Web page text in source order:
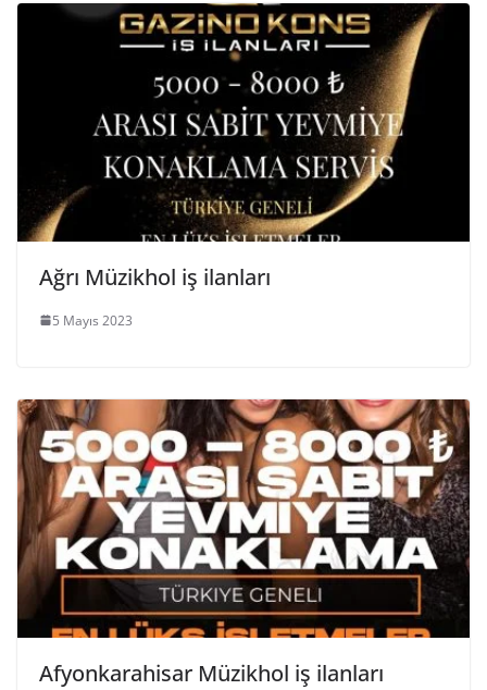
Ağrı Müzikhol iş ilanları
5 Mayıs 2023
Afyonkarahisar Müzikhol iş ilanları